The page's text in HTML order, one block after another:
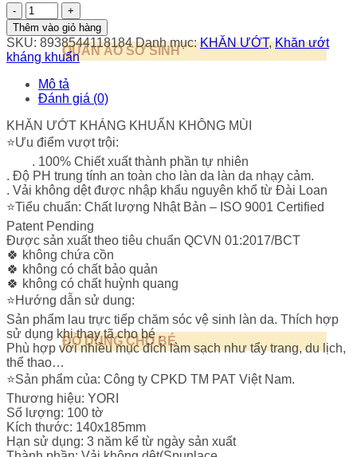
QUẦN ÁO SƠ SINH
ĐỒ DÙNG CHO BÉ
Khăn
ướt
đa
năng
Yori
không
mùi
100
tờ
lượng
Thêm vào giỏ hàng
SKU: 8938544118184 Danh mục:KHĂN ƯỚT,Khăn ướt
kháng khuẩn
Mô tả
Đánh giá (0)
KHĂN ƯỚT KHÁNG KHUẨN KHÔNG MÙI
⭐Ưu điểm vượt trội:
. 100% Chiết xuất thành phần tự nhiên
. Độ PH trung tính an toàn cho làn da làn da nhạy cảm.
. Vải không dệt được nhập khẩu nguyên khổ từ Đài Loan
⭐Tiểu chuẩn: Chất lượng Nhật Bản – ISO 9001 Certified
Patent Pending
Được sản xuất theo tiêu chuẩn QCVN 01:2017/BCT
🍀 không chứa cồn
🍀 không có chất bảo quản
🍀 không có chất huỳnh quang
⭐Hướng dẫn sử dung:
Sản phẩm lau trực tiếp chăm sóc vệ sinh làn da. Thích hợp
sử dụng khi thay tã cho bé .
Phù hợp với nhiều mục đích làm sạch như tẩy trang, du lịch,
thể thao…
⭐Sản phẩm của: Công ty CPKD TM PAT Việt Nam.
Thương hiệu: YORI
Số lượng: 100 tờ
Kích thước: 140x185mm
Hạn sử dụng: 3 năm kể từ ngày sản xuất